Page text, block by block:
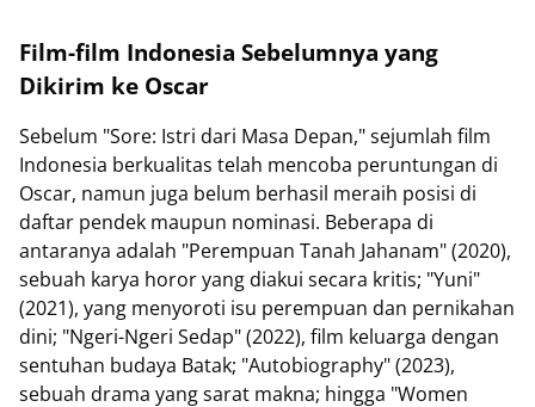
Film-film Indonesia Sebelumnya yang
Dikirim ke Oscar
Sebelum "Sore: Istri dari Masa Depan," sejumlah film
Indonesia berkualitas telah mencoba peruntungan di
Oscar, namun juga belum berhasil meraih posisi di
daftar pendek maupun nominasi. Beberapa di
antaranya adalah "Perempuan Tanah Jahanam" (2020),
sebuah karya horor yang diakui secara kritis; "Yuni"
(2021), yang menyoroti isu perempuan dan pernikahan
dini; "Ngeri-Ngeri Sedap" (2022), film keluarga dengan
sentuhan budaya Batak; "Autobiography" (2023),
sebuah drama yang sarat makna; hingga "Women